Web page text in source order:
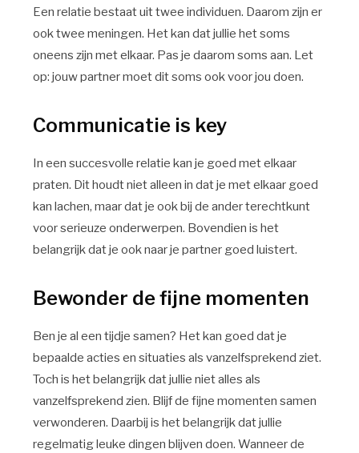
Een relatie bestaat uit twee individuen. Daarom zijn er
ook twee meningen. Het kan dat jullie het soms
oneens zijn met elkaar. Pas je daarom soms aan. Let
op: jouw partner moet dit soms ook voor jou doen.
Communicatie is key
In een succesvolle relatie kan je goed met elkaar
praten. Dit houdt niet alleen in dat je met elkaar goed
kan lachen, maar dat je ook bij de ander terechtkunt
voor serieuze onderwerpen. Bovendien is het
belangrijk dat je ook naar je partner goed luistert.
Bewonder de fijne momenten
Ben je al een tijdje samen? Het kan goed dat je
bepaalde acties en situaties als vanzelfsprekend ziet.
Toch is het belangrijk dat jullie niet alles als
vanzelfsprekend zien. Blijf de fijne momenten samen
verwonderen. Daarbij is het belangrijk dat jullie
regelmatig leuke dingen blijven doen. Wanneer de